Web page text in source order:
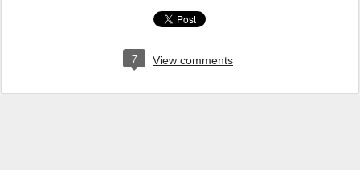
7 View comments